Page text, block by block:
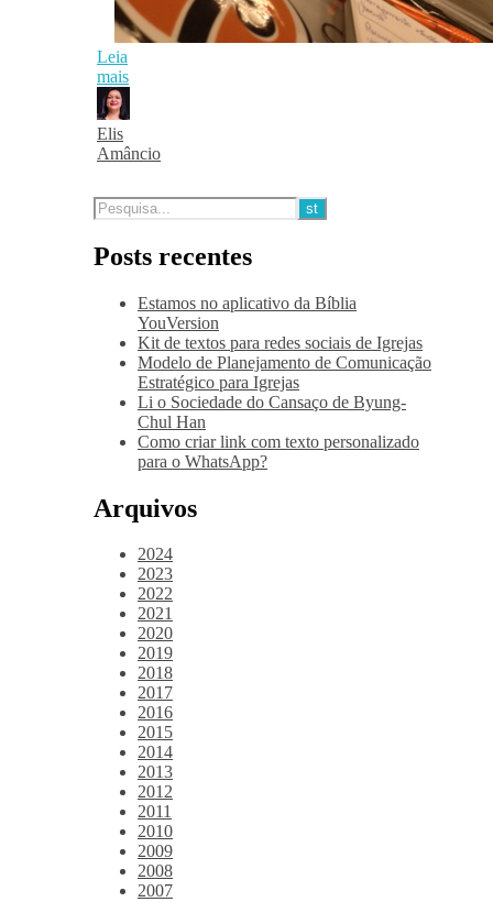
Leia
mais
Elis
Amâncio
Posts recentes
Estamos no aplicativo da Bíblia
YouVersion
Kit de textos para redes sociais de Igrejas
Modelo de Planejamento de Comunicação
Estratégico para Igrejas
Li o Sociedade do Cansaço de Byung-
Chul Han
Como criar link com texto personalizado
para o WhatsApp?
Arquivos
2024
2023
2022
2021
2020
2019
2018
2017
2016
2015
2014
2013
2012
2011
2010
2009
2008
2007